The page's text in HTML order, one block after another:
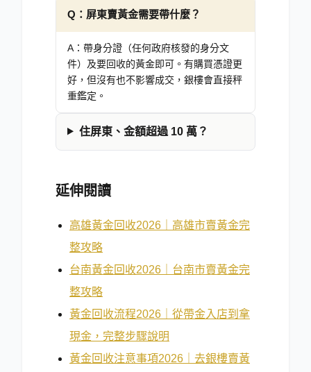
Q： 屏東賣黃金需要帶什麼？
A： 帶身分證（任何政府核發的身分文
件）及要回收的黃金即可。有購買憑證更
好，但沒有也不影響成交，銀樓會直接秤
重鑑定。
住屏東、金額超過 10 萬？
延伸閱讀
高雄黃金回收2026｜高雄市賣黃金完
整攻略
台南黃金回收2026｜台南市賣黃金完
整攻略
黃金回收流程2026｜從帶金入店到拿
現金，完整步驟說明
黃金回收注意事項2026｜去銀樓賣黃